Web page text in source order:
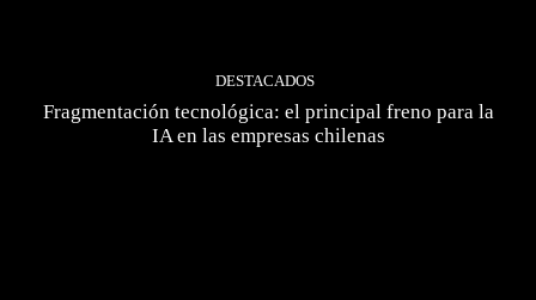
DESTACADOS
Fragmentación tecnológica: el principal freno para la
IA en las empresas chilenas